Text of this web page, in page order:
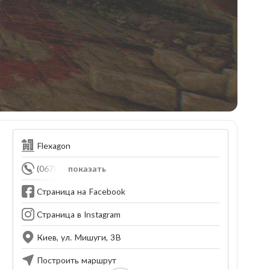
Flexagon
показать
(067) 000-20-75
Страница на Facebook
Страница в Instagram
Киев, ул. Мишуги, 3В
Построить маршрут